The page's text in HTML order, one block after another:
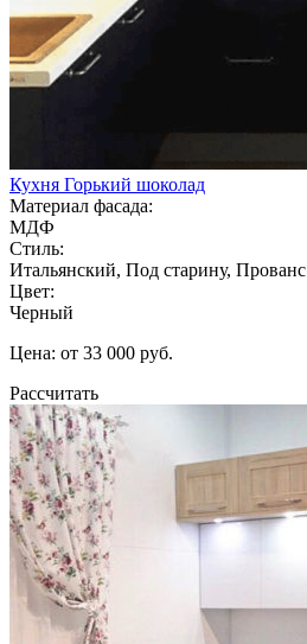
Кухня Горький шоколад
Материал фасада:
МДФ
Стиль:
Итальянский, Под старину, Прованс
Цвет:
Черный
Цена: от 33 000 руб.
Рассчитать